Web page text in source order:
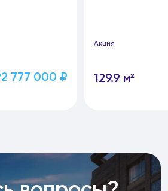
777 000 ₽
Акция
129.9 м²